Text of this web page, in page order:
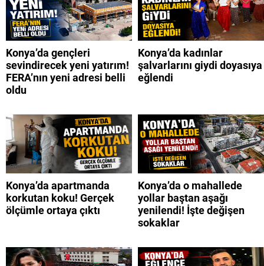
Konya’da gençleri
sevindirecek yeni yatırım!
FERA’nın yeni adresi belli
oldu
Konya’da kadınlar
şalvarlarını giydi doyasıya
eğlendi
Konya’da apartmanda
korkutan koku! Gerçek
ölçümle ortaya çıktı
Konya’da o mahallede
yollar baştan aşağı
yenilendi! İşte değişen
sokaklar